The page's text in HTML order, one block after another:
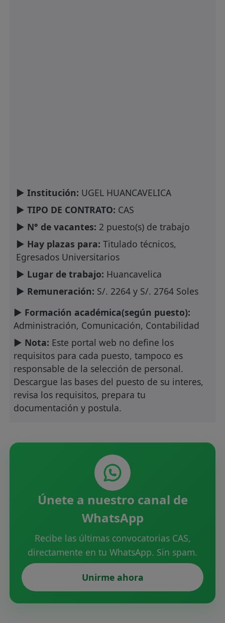
► Institución: UGEL HUANCAVELICA
► TIPO DE CONTRATO: CAS
► N° de vacantes: 2 puesto(s) de trabajo
► Hay plazas para: Titulado técnicos,
Egresados Universitarios
► Lugar de trabajo: Huancavelica
► Remuneración: S/. 2264 y S/. 2764 Soles
► Formación académica(según puesto):
Administración, Comunicación, Contabilidad
► Nota: Este portal web no define los
requisitos para cada puesto, tampoco es
responsable de la selección de personal.
Descargue las bases del puesto de su interes,
revisa los requisitos, prepara tu
documentación y postula.
Únete a nuestro canal de
WhatsApp
Recibe las últimas convocatorias CAS,
directamente en tu WhatsApp. Sin spam.
Unirme ahora